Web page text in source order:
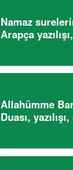
Namaz
Arapça
Allahümme
Duası,